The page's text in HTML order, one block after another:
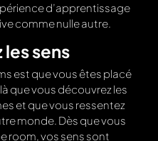
d’apprentissage
comme nulle autre.
les sens
est que vous êtes placé
que vous découvrez les
et que vous ressentez
monde. Dès que vous
room, vos sens sont